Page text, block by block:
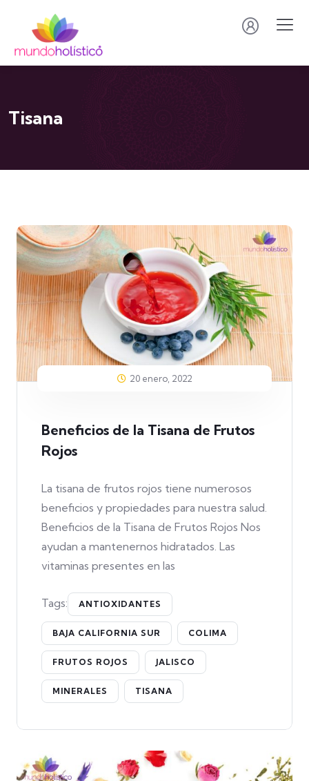
Tisana
20 enero, 2022
Beneficios de la Tisana de Frutos
Rojos
La tisana de frutos rojos tiene numerosos
beneficios y propiedades para nuestra salud.
Beneficios de la Tisana de Frutos Rojos Nos
ayudan a mantenernos hidratados. Las
vitaminas presentes en las
Tags: ANTIOXIDANTES
BAJA CALIFORNIA SUR COLIMA
FRUTOS ROJOS JALISCO
MINERALES TISANA